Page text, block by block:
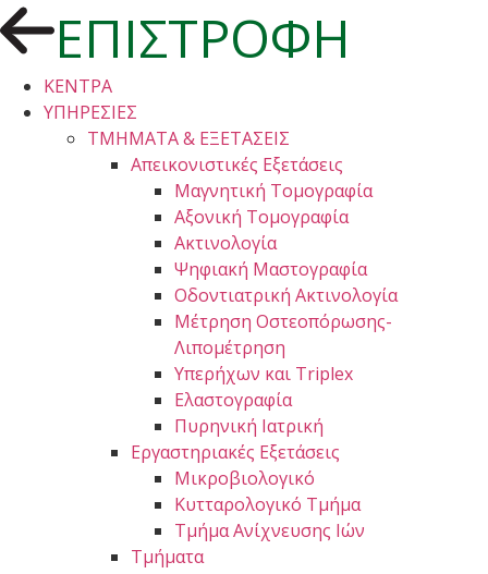
ΕΠΙΣΤΡΟΦΗ
ΚΕΝΤΡΑ
ΥΠΗΡΕΣΙΕΣ
ΤΜΗΜΑΤΑ & ΕΞΕΤΑΣΕΙΣ
Απεικονιστικές Εξετάσεις
Μαγνητική Τομογραφία
Αξονική Τομογραφία
Ακτινολογία
Ψηφιακή Μαστογραφία
Οδοντιατρική Ακτινολογία
Μέτρηση Οστεοπόρωσης-
Λιπομέτρηση
Υπερήχων και Triplex
Ελαστογραφία
Πυρηνική Ιατρική
Εργαστηριακές Εξετάσεις
Μικροβιολογικό
Κυτταρολογικό Τμήμα
Τμήμα Ανίχνευσης Ιών
Τμήματα